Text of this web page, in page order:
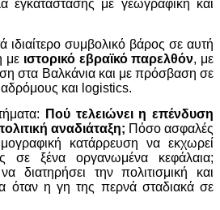
εγκατάστασης με γεωγραφική και
ιδιαίτερο συμβολικό βάρος σε αυτή
με ιστορικό εβραϊκό παρελθόν, με
στα Βαλκάνια και με πρόσβαση σε
και logistics.
Πού τελειώνει η επένδυση
αναδιάταξη; Πόσο ασφαλές
κατάρρευση να εκχωρεί
σε ξένα οργανωμένα κεφάλαια;
διατηρήσει την πολιτισμική και
όταν η γη της περνά σταδιακά σε